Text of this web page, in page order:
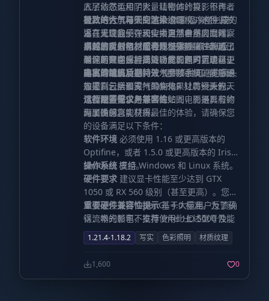
底层依然运用了大量精密的计算，但作者
对其进行了精细的艺术级调校。这种调校
旨在重现我们在现实大自然中用肉眼观察
到的真实景象，这种视觉体验往往超越了
单纯用数学方程描述自然现象的范畴，更
具生动的临场感。
入了动态柔和阴影，让物体的投影不再生
硬。结合屏幕空间路径追踪（SSPT）技
术，光线的反弹和传播更加自然。同时，
搭载了时间抗锯齿与升级采样（TAAU），
确保画面在保持高清晰度的同时，边缘更
加平滑细腻。
极致的大气与天空渲染体验程序化生成的
逼真天空盒子，天空中漂浮着多层立体云
系，层次分明。配合体积雾效果，营造出
深邃的空间感。此外，光影包内置了基于
随机的单日及日间天气参数系统，能够动
态控制云层和雾气的变化，让每一天的天
气都独一无二。
卓越的反射与材质表现支持屏幕空间反
射，若开启反射捕捉功能，还可实现可选
的离屏环境反射，让水面和金属的质感更
加逼真。全面支持 labPBR 材质资源包，
让纹理不仅仅是平面的贴图，而是具有物
理属性的真实材质。
丰富的镜头后期特效提供多种可选的镜头
效果，包括景深（聚焦效果）、镜头光晕
以及晕影等，为您带来如同电影摄影般的
画面质感。
运行配置需求与兼容性
为了确保您能获得最佳的体验，请确保您
的设备满足以下条件：
软件环境 必须使用 1.16 或更高版本的
Optifine，或者 1.5.0 或更高版本的 Iris
Shaders 模组。
操作系统支持 Windows 和 Linux 系统。
硬件要求 建议显卡性能至少达到 GTX
1050 或 RX 560 级别（甚至更高）。您的
显卡必须支持 OpenGL 4.0 标准。为了获
得流畅的帧率，推荐使用比上述型号性能
更强的显卡。
重要硬件兼容性提示基于大量用户反馈确
认：本光影包不支持 Intel HD 5000 及更
旧型号的集成显卡，请务必注意。
1.21.4-1.18.2 写实 色彩照明 材质纹理
1,600 0